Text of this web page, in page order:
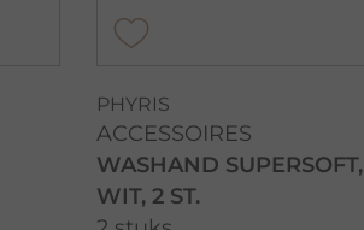
PHYRIS
ACCESSOIRES
WASHAND SUPERSOFT,
WIT, 2 ST.